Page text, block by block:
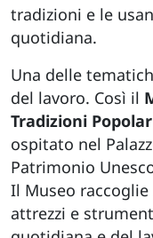
tradizioni e le
quotidiana.
Una delle
del lavoro. Così il
Tradizioni
ospitato nel
Patrimonio
Il Museo
attrezzi e